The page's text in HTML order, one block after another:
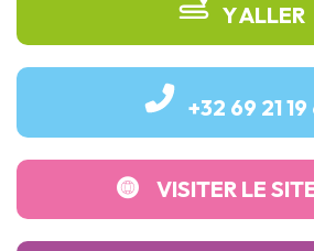
UNESCO
Y ALLER
+32 69 21 19
VISITER LE